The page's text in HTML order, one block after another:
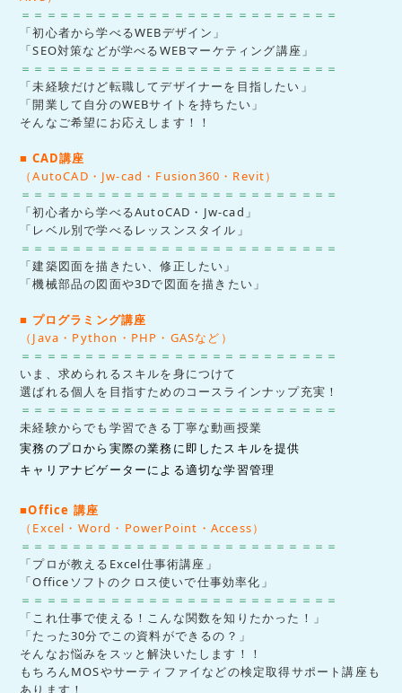
＝＝＝＝＝＝＝＝＝＝＝＝＝＝＝＝＝＝＝＝＝＝＝＝＝
「初心者から学べるWEBデザイン」
「SEO対策などが学べるWEBマーケティング講座」
＝＝＝＝＝＝＝＝＝＝＝＝＝＝＝＝＝＝＝＝＝＝＝＝＝
「未経験だけど転職してデザイナーを目指したい」
「開業して自分のWEBサイトを持ちたい」
そんなご希望にお応えします！！
■ CAD講座
（AutoCAD・Jw-cad・Fusion360・Revit）
＝＝＝＝＝＝＝＝＝＝＝＝＝＝＝＝＝＝＝＝＝＝＝＝＝
「初心者から学べるAutoCAD・Jw-cad」
「レベル別で学べるレッスンスタイル」
＝＝＝＝＝＝＝＝＝＝＝＝＝＝＝＝＝＝＝＝＝＝＝＝＝
「建築図面を描きたい、修正したい」
「機械部品の図面や3Dで図面を描きたい」
■ プログラミング講座
（Java・Python・PHP・GASなど）
＝＝＝＝＝＝＝＝＝＝＝＝＝＝＝＝＝＝＝＝＝＝＝＝＝
いま、求められるスキルを身につけて
選ばれる個人を目指すためのコースラインナップ充実！
＝＝＝＝＝＝＝＝＝＝＝＝＝＝＝＝＝＝＝＝＝＝＝＝＝
未経験からでも学習できる丁寧な動画授業
実務のプロから実際の業務に即したスキルを提供
キャリアナビゲーターによる適切な学習管理
■Office 講座
（Excel・Word・PowerPoint・Access）
＝＝＝＝＝＝＝＝＝＝＝＝＝＝＝＝＝＝＝＝＝＝＝＝＝
「プロが教えるExcel仕事術講座」
「Officeソフトのクロス使いで仕事効率化」
＝＝＝＝＝＝＝＝＝＝＝＝＝＝＝＝＝＝＝＝＝＝＝＝＝
「これ仕事で使える！こんな関数を知りたかった！」
「たった30分でこの資料ができるの？」
そんなお悩みをスッと解決いたします！！
もちろんMOSやサーティファイなどの検定取得サポート講座も
あります！